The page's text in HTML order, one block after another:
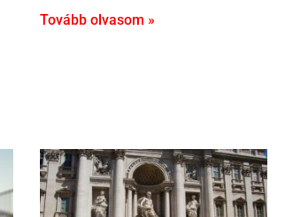
Tovább olvasom »